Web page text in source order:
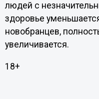
людей с
здоровье
новобранцев,
увеличивается.
18+